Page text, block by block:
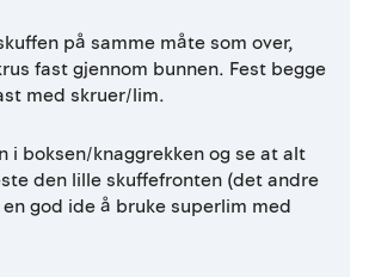
på samme måte som over,
fast gjennom bunnen. Fest begge
med skruer/lim.
i boksen/knaggrekken og se at alt
den lille skuffefronten (det andre
god ide å bruke superlim med